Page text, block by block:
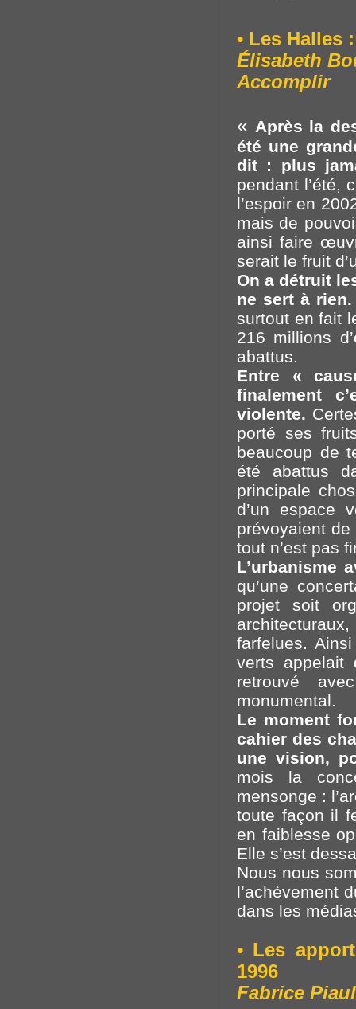
• Les Halles
Élisabeth
Accomplir
« Après la
été une
dit : plus
pendant l’été,
l’espoir en
mais de
ainsi faire
serait le fruit
On a détruit
ne sert à rien.
surtout en fait
216 millions
abattus.
Entre «
finalement
violente.
porté ses
beaucoup de
été abattus
principale
d’un espace
prévoyaient
tout n’est pas
L’urbanisme
qu’une
projet soit
farfelues.
verts appelait
retrouvé
monumental.
Le moment
cahier des
une vision,
mois la
mensonge :
toute façon il
en faiblesse
Elle s’est
Nous nous
l’achèvement
dans les
• Les
1996
Fabrice